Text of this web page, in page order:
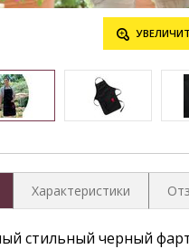
Характеристики
стильный черный